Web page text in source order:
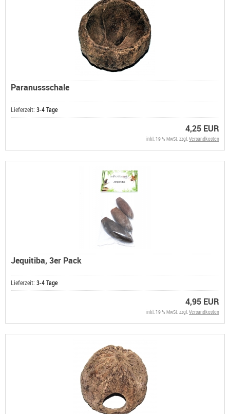
Paranussschale
Lieferzeit: 3-4 Tage
4,25 EUR
inkl. 19 % MwSt. zzgl.Versandkosten
Jequitiba, 3er Pack
Lieferzeit: 3-4 Tage
4,95 EUR
inkl. 19 % MwSt. zzgl.Versandkosten